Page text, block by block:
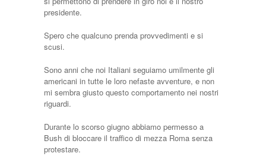
presidente.
Spero che qualcuno prenda provvedimenti e si
scusi.
Sono anni che noi Italiani seguiamo umilmente gli
americani in tutte le loro nefaste avventure, e non
mi sembra giusto questo comportamento nei nostri
riguardi.
Durante lo scorso giugno abbiamo permesso a
Bush di bloccare il traffico di mezza Roma senza
protestare.